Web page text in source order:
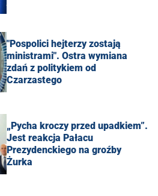
"Pospolici hejterzy zostają
ministrami". Ostra wymiana
zdań z politykiem od
Czarzastego
„Pycha kroczy przed upadkiem”.
Jest reakcja Pałacu
Prezydenckiego na groźby
Żurka